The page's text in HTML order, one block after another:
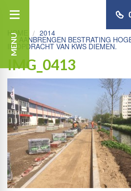
MENU
HOME 2014
AANBRENGEN BESTRATING
IN OPDRACHT VAN KWS DIEMEN.
IMG_0413